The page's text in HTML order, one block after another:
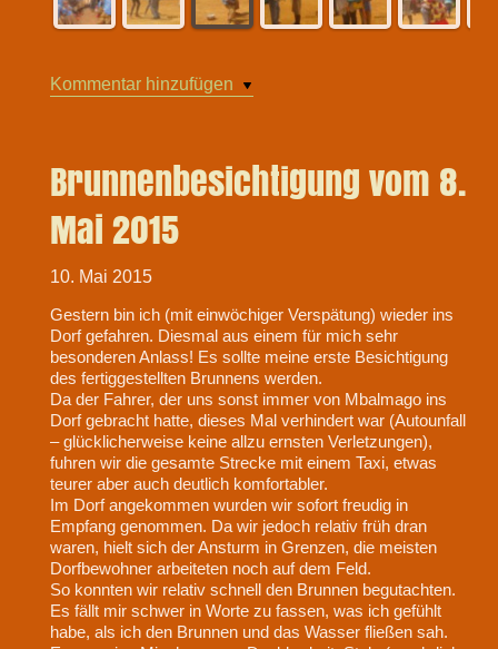
Kommentar hinzufügen
Brunnenbesichtigung vom 8.
Mai 2015
10. Mai 2015
Gestern bin ich (mit einwöchiger Verspätung) wieder ins
Dorf gefahren. Diesmal aus einem für mich sehr
besonderen Anlass! Es sollte meine erste Besichtigung
des fertiggestellten Brunnens werden.
Da der Fahrer, der uns sonst immer von Mbalmago ins
Dorf gebracht hatte, dieses Mal verhindert war (Autounfall
– glücklicherweise keine allzu ernsten Verletzungen),
fuhren wir die gesamte Strecke mit einem Taxi, etwas
teurer aber auch deutlich komfortabler.
Im Dorf angekommen wurden wir sofort freudig in
Empfang genommen. Da wir jedoch relativ früh dran
waren, hielt sich der Ansturm in Grenzen, die meisten
Dorfbewohner arbeiteten noch auf dem Feld.
So konnten wir relativ schnell den Brunnen begutachten.
Es fällt mir schwer in Worte zu fassen, was ich gefühlt
habe, als ich den Brunnen und das Wasser fließen sah.